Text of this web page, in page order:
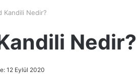
Kandili Nedir?
Nedir?
12 Eylül 2020